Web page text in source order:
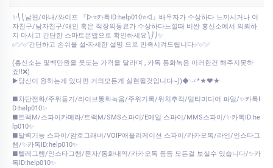
✨⎝⎝남편/아내/와이프 『▷⭐카톡ID:help010⭐◁』배우자가 수상하다 느끼시거나 여
자친구/남자친구/애인 혹은 직장의동료가 수상하다느낄때 비싼 흥신소에서 의뢰하
지 마시고 간단한 스마트폰앱으로 확인하세요⎞⎠⎠✨
✅✅✅간단하고 손쉬울 설-자세한 설명 으로 만족시켜드립니다✅✅✅
(흥신소는 몇백만원을 웃도는 가격을 달라며 , 카톡 통화녹음 이러한건 해주지못하
죠!!❌)
▶당신이 원하는게 있다면 거의모든게 실현될것입니다~))◆࿙⍣*★♥★
■차단전화/주위듣기/라이브통화녹음/주위기록/위치추적/멀티미디어 파일/✨카톡I
D:help010✨
■트랙M/스파이카메라/트랙M/SMS스파이/E메일 스파이/MMS스파이/✨카톡ID:he
lp010✨
■달력기능 스파이/암호그래버/VOIP애플리케이션 스파이/카카오톡/라인/인스타그
램/✨카톡ID:help010✨
■텔레그램/인스타그램/문자/통화내역/카카오톡 등등 모든걸 보실수 있습니다/✨카
톡ID:help010✨